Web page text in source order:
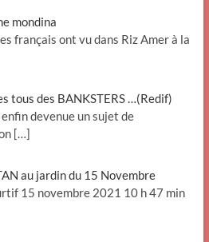
mondina
français ont vu dans Riz Amer à la
tous des BANKSTERS …(Redif)
devenue un sujet de
[…]
au jardin du 15 Novembre
15 novembre 2021 10 h 47 min